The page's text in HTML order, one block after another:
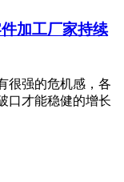
加工厂家持续
很强的危机感，各
口才能稳健的增长